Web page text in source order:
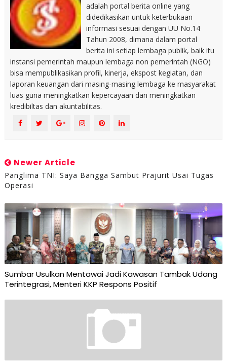
adalah portal berita online yang
didedikasikan untuk keterbukaan
informasi sesuai dengan UU No.14
Tahun 2008, dimana dalam portal
berita ini setiap lembaga publik, baik itu
instansi pemerintah maupun lembaga non pemerintah (NGO)
bisa mempublikasikan profil, kinerja, ekspost kegiatan, dan
laporan keuangan dari masing-masing lembaga ke masyarakat
luas guna meningkatkan kepercayaan dan meningkatkan
kredibiltas dan akuntabilitas.
Newer Article
Panglima TNI: Saya Bangga Sambut Prajurit Usai Tugas
Operasi
Sumbar Usulkan Mentawai Jadi Kawasan Tambak Udang
Terintegrasi, Menteri KKP Respons Positif